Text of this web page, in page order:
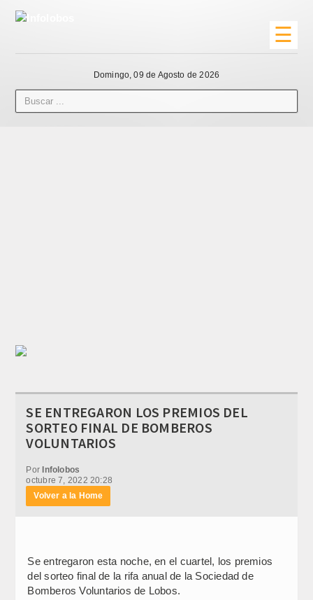
☰
Domingo, 09 de Agosto de 2026
SE ENTREGARON LOS PREMIOS DEL
SORTEO FINAL DE BOMBEROS
VOLUNTARIOS
Por Infolobos
octubre 7, 2022 20:28
Volver a la Home
Se entregaron esta noche, en el cuartel, los premios
del sorteo final de la rifa anual de la Sociedad de
Bomberos Voluntarios de Lobos.